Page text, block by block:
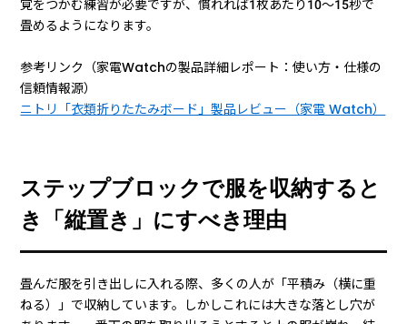
覚をつかむ練習が必要ですが、慣れれば1枚あたり10〜15秒で
畳めるようになります。
参考リンク（家電Watchの製品詳細レポート：使い方・仕様の
信頼情報源）
ニトリ「衣類折りたたみボード」製品レビュー（家電 Watch）
ステップブロックで服を収納すると
き「縦置き」にすべき理由
畳んだ服を引き出しに入れる際、多くの人が「平積み（横に重
ねる）」で収納しています。しかしこれには大きな落とし穴が